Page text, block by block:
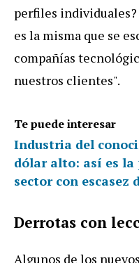
perfiles individuales?
es la misma que se
compañías
nuestros clientes".
Te puede interesar
Industria del
dólar alto: así es
sector con escasez
Derrotas con
Algunos de los